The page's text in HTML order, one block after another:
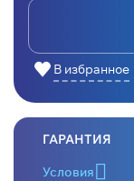
В избранное
ГАРАНТИЯ
Условия